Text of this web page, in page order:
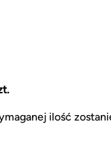
ilość